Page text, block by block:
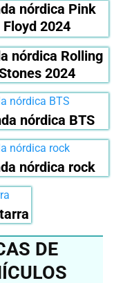
nórdica Pink
Floyd 2024
nórdica Rolling
2024
nórdica BTS
nórdica rock
DE